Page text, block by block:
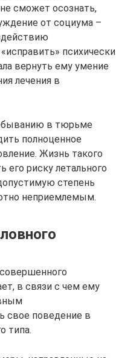
сможет осознать,
от социума –
психически
вернуть ему умение
лечения в
в тюрьме
полноценное
Жизнь такого
его риску летального
степень
неприемлемым.
в связи с чем ему
свое поведение в
типа.